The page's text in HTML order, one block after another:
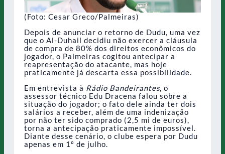
(Foto: Cesar Greco/Palmeiras)
Depois de anunciar o retorno de Dudu, uma vez
que o Al-Duhail decidiu não exercer a cláusula
de compra de 80% dos direitos econômicos do
jogador, o Palmeiras cogitou antecipar a
reapresentação do atacante, mas hoje
praticamente já descarta essa possibilidade.
Em entrevista à Rádio Bandeirantes, o
assessor técnico Edu Dracena falou sobre a
situação do jogador; o fato dele ainda ter dois
salários a receber, além de uma indenização
por não ter sido comprado (2,5 mi de euros),
torna a antecipação praticamente impossível.
Diante desse cenário, o clube espera por Dudu
apenas em 1º de julho.